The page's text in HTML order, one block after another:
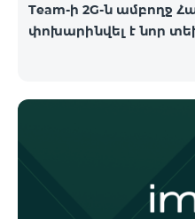
Team-ի 2G-ն ամբողջ
փոխարինվել է նոր